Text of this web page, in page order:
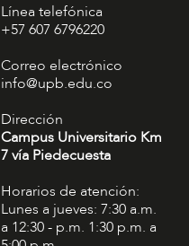
Línea telefónica
+57 607 6796220
Correo electrónico
info@upb.edu.co
Dirección
Campus Universitario Km
7 vía Piedecuesta
Horarios de atención:
Lunes a jueves: 7:30 a.m.
a 12:30 - p.m. 1:30 p.m. a